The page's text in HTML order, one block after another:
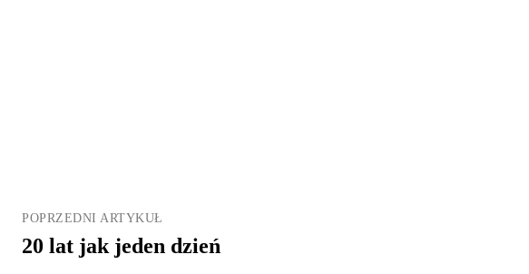
POPRZEDNI ARTYKUŁ
20 lat jak jeden dzień